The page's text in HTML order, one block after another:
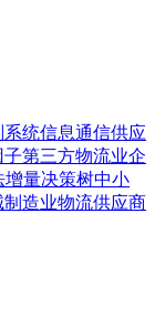
系统信息通信供应
子第三方物流业企
增量决策树中小
制造业物流供应商